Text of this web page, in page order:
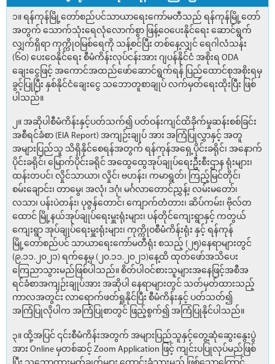
၁။ ရန်ကုန်မြို့တော်စည်ပင်သာယာရေးကော်မတီသည် ရန်ကုန်မြို့တော်
အတွက် သောက်သုံးရေလုံလောက်စွာ ဖြန့်ဝေပေးနိုင်ရေး ဆောင်ရွက်
လျှက်ရှိရာ ကုက္ကိုဝမြစ်ရေကို သန့်စင်ပြီး တစ်နေ့လျှင် ရေဂါလံသန်း
(၆၀) ပေးဝေနိုင်ရေး စီမံကိန်းလုပ်ငန်းအား ဂျပန်နိုင်ငံ အစိုးရ ODA
ချေးငွေဖြင့် အကောင်အထည်ဖော်ဆောင်ရွက်ရန် ပြည်ထောင်စုအစိုးရမှ
ခွင့်ပြုပြီး နှစ်နိုင်ငံချေးငွေ သဘောတူစာချုပ် လက်မှတ်ရေးထိုးပြီး ဖြစ်
ပါသည်။
၂။ အဆိုပါစီမံကိန်းနှင့်ပတ်သက်၍ ပတ်ဝန်းကျင်ထိခိုက်မှုဆန်းစစ်ခြင်း
အစီရင်ခံစာ (EIA Report) အကျဉ်းချုပ် အား အကြံပြုလွှာနှင့် အတူ
အများပြည်သူ သိရှိနိုင်စေရန်အတွက် ရန်ကုန်အရှေ့ပိုင်းခရိုင်၊ အနောက်
ပိုင်းခရိုင်၊ မြောက်ပိုင်းခရိုင် အထွေထွေအုပ်ချုပ်ရေးဦးစီးဌာန ရုံးများ၊
ထန်းတပင်၊ လှိုင်သာယာ၊ လှိုင်၊ ဗဟန်း၊ ကမာရွတ်၊ ကြည့်မြင်တိုင်၊
စမ်းချောင်း၊ တာမွေ၊ အလုံ၊ ဒဂုံ၊ မင်္ဂလာတောင်ညွှန့်၊ လမ်းမတော်၊
လသာ၊ ပန်းပဲတန်း၊ ပုဇွန်တောင်၊ ကျောက်တံတား၊ ဆိပ်ကမ်း၊ ဗိုလ်တ
ထောင် မြို့နယ်အုပ်ချုပ်ရေးမှူးရုံးများ၊ ပန်တိုင်ကျေးရွာနှင့် ကတွယ်
ကျေးရွာ အုပ်ချုပ်ရေးမှူးရုံးများ၊ ကုက္ကိုဝစီမံကိန်းရုံး နှင့် ရန်ကုန်
မြို့တော်စည်ပင် သာယာရေးကော်မတီရုံး စသည့် (၂၅)နေရာများတွင်
(၉.၁၁.၂၀၂၁) ရက်နေ့မှ (၂၀.၁၁.၂၀၂၁)နေ့ထိ ထုတ်ဖော်အသိပေး
ကြေညာသွားမည်ဖြစ်ပါသည်။ စိတ်ပါဝင်စားသူများအနေဖြင့်အစီအ
ရင်ခံစာအကျဉ်းချုပ်အား အဆိုပါ နေရာများတွင် သတ်မှတ်ထားသည့်
ကာလအတွင်း လာရောက်ဖတ်ရှုနိုင်ပြီး စီမံကိန်းနှင့် ပတ်သတ်၍
အကြံပြုလိုပါက အကြံပြုစာတွင် ဖြည့်စွက်၍ အကြံပြုနိုင်ပါသည်။
၃။ ထို့အပြင် ၎င်းစီမံကိန်းအတွက် အများပြည်သူနှင့်တွေ့ဆုံဆွေးနွေးပွဲ
အား Online မှတစ်ဆင့် Zoom Application ဖြင့် ကျင်းပပြုလုပ်မည်ဖြစ်